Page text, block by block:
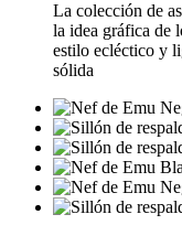
La colección de
la idea gráfica de
estilo ecléctico y
sólida